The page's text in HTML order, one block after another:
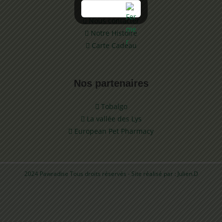
Nous contacter
Notre Histoire
Carte Cadeau
Nos partenaires
Tobalgo
La vallée des Lys
European Pet Pharmacy
2024 Pawradise Tous droits réservés - Site réalisé par : Julien.D